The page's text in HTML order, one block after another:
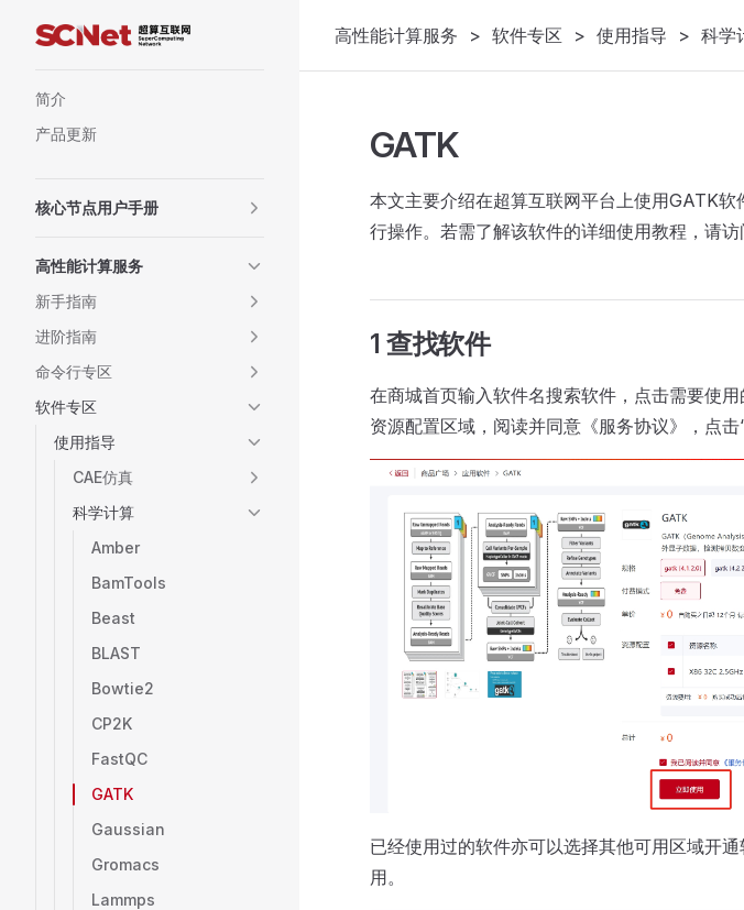
Skip to content 高性能计算服务 > 软件专区 > 使用指导 > 科学
简介
产品更新
核心节点用户手册
高性能计算服务
新手指南
进阶指南
命令行专区
软件专区
使用指导
CAE仿真
科学计算
Amber
BamTools
Beast
BLAST
Bowtie2
CP2K
FastQC
GATK
Gaussian
Gromacs
Lammps
GATK
本文主要介绍在超算互联网平台上使用GATK
行操作。若需了解该软件的详细使用教程，请访
1 查找软件
在商城首页输入软件名搜索软件，点击需要使
资源配置区域，阅读并同意《服务协议》，点击
已经使用过的软件亦可以选择其他可用区域开
用。